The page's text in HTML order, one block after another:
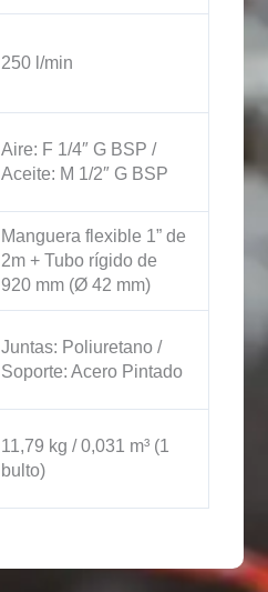
250 l/min
Aire: F 1/4″ G BSP /
Aceite: M 1/2″ G BSP
Manguera flexible 1” de
2m + Tubo rígido de
920 mm (Ø 42 mm)
Juntas: Poliuretano /
Soporte: Acero Pintado
11,79 kg / 0,031 m³ (1
bulto)